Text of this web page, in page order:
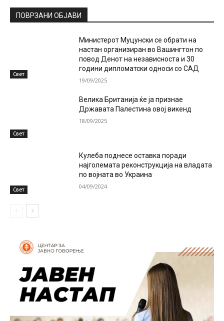
ПОВРЗАНИ ОБЈАВИ
Свет
Министерот Муцунски се обрати на
настан организиран во Вашингтон по
повод Денот на независноста и 30
години дипломатски односи со САД
19/09/2025
Свет
Велика Британија ќе ја признае
Државата Палестина овој викенд
18/09/2025
Свет
Кулеба поднесе оставка поради
најголемата реконструкција на владата
по војната во Украина
04/09/2024